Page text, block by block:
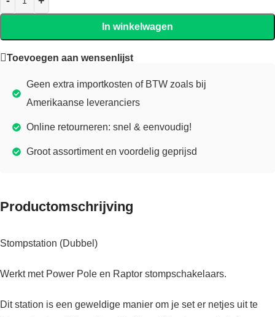
In winkelwagen
Toevoegen aan wensenlijst
Geen extra importkosten of BTW zoals bij
Amerikaanse leveranciers
Online retourneren: snel & eenvoudig!
Groot assortiment en voordelig geprijsd
Productomschrijving
Stompstation (Dubbel)
Werkt met Power Pole en Raptor stompschakelaars.
Dit station is een geweldige manier om je set er netjes uit te